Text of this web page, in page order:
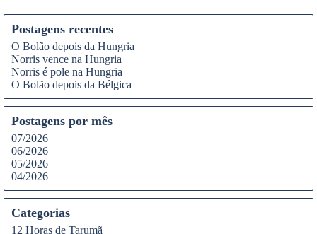
Postagens recentes
O Bolão depois da Hungria
Norris vence na Hungria
Norris é pole na Hungria
O Bolão depois da Bélgica
Postagens por mês
07/2026
06/2026
05/2026
04/2026
Categorias
12 Horas de Tarumã